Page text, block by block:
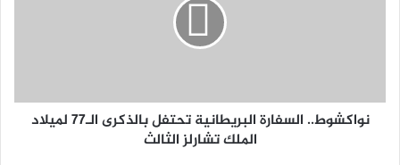
نواكشوط.. السفارة البريطانية تحتفل بالذكرى الـ77 لميلاد
الملك تشارلز الثالث